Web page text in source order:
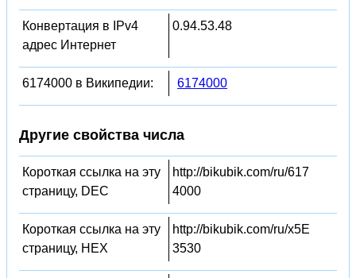
Конвертация в IPv4
адрес Интернет
0.94.53.48
6174000 в Википедии: 6174000
Другие свойства числа
Короткая ссылка на эту
страницу, DEC
http://bikubik.com/ru/617
4000
Короткая ссылка на эту
страницу, HEX
http://bikubik.com/ru/x5E
3530